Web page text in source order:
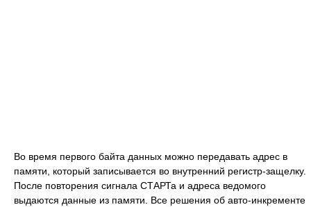
Во время первого байта данных можно передавать адрес в
памяти, который записывается во внутренний регистр-защелку.
После повторения сигнала СТАРТа и адреса ведомого
выдаются данные из памяти. Все решения об авто-инкременте